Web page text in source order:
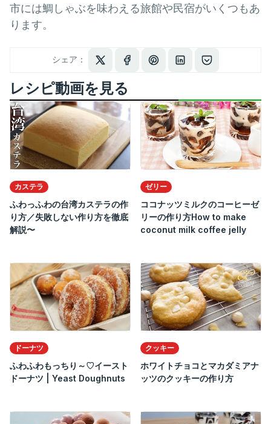
市には鯛しゃぶを味わえる旅館や民宿がいくつもあ
ります。
シェア：
レシピ動画を見る
カステラ
ふわっふわの台湾カステラの作
り方／失敗しない作り方を徹底
解説〜
ゼリー
ココナッツミルクのコーヒーゼ
リーの作り方How to make
coconut milk coffee jelly
ドーナツ
ふわふわもっちり～♡イースト
ドーナツ | Yeast Doughnuts
クッキー
ホワイトチョコとマカダミアナ
ッツのクッキーの作り方